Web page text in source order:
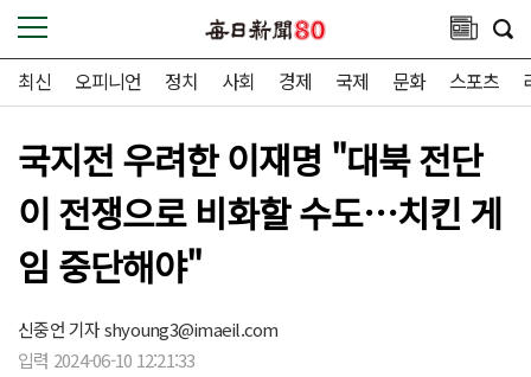
최신 오피니언 정치 사회 경제 국제 문화 스포츠
국지전 우려한 이재명 "대북 전단
이 전쟁으로 비화할 수도…치킨 게
임 중단해야"
신중언 기자shyoung3@imaeil.com
입력 2024-06-10 12:21:33